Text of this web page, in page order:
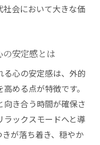
社会において大きな価
の安定感とは
る心の安定感は、外的
める点が特徴です。
き合う時間が確保さ
ラックスモードへと導
が落ち着き、穏やか